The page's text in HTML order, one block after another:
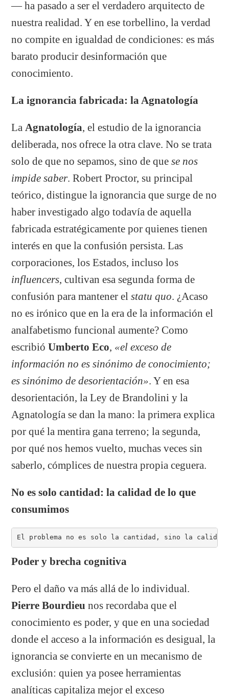
— ha pasado a ser el verdadero arquitecto de
nuestra realidad. Y en ese torbellino, la verdad
no compite en igualdad de condiciones: es más
barato producir desinformación que
conocimiento.
La ignorancia fabricada: la Agnatología
La Agnatología , el estudio de la ignorancia
deliberada, nos ofrece la otra clave. No se trata
solo de que no sepamos, sino de quese nos
impide saber. Robert Proctor, su principal
teórico, distingue la ignorancia que surge de no
haber investigado algo todavía de aquella
fabricada estratégicamente por quienes tienen
interés en que la confusión persista. Las
corporaciones, los Estados, incluso los
influencers , cultivan esa segunda forma de
confusión para mantener elstatu quo . ¿Acaso
no es irónico que en la era de la información el
analfabetismo funcional aumente? Como
escribióUmberto Eco «el exceso de
información no es sinónimo de conocimiento;
es sinónimo de desorientación» . Y en esa
desorientación, la Ley de Brandolini y la
Agnatología se dan la mano: la primera explica
por qué la mentira gana terreno; la segunda,
por qué nos hemos vuelto, muchas veces sin
saberlo, cómplices de nuestra propia ceguera.
No es solo cantidad: la calidad de lo que
consumimos
El problema no es solo la cantidad, sino la calidad
Poder y brecha cognitiva
Pero el daño va más allá de lo individual.
Pierre Bourdieu nos recordaba que el
conocimiento es poder, y que en una sociedad
donde el acceso a la información es desigual, la
ignorancia se convierte en un mecanismo de
exclusión: quien ya posee herramientas
analíticas capitaliza mejor el exceso